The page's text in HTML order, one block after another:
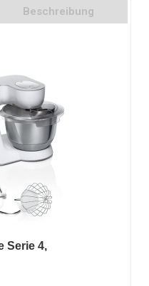
Beschreibung
Serie 4,